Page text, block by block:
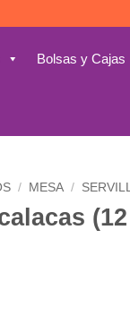
Bolsas y Cajas
/ MESA /
unidades 25x25)